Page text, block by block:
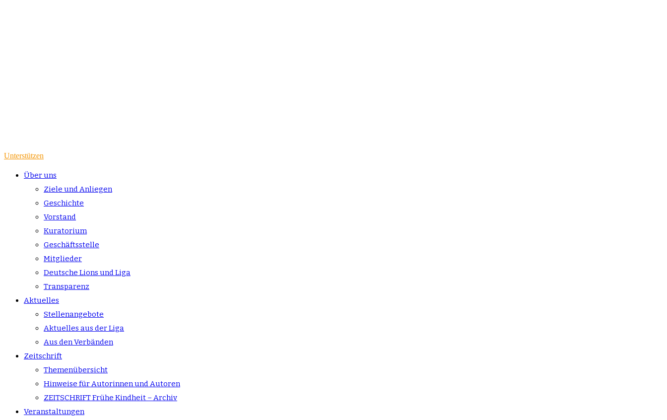
Unterstützen
Über uns
Ziele und Anliegen
Geschichte
Vorstand
Kuratorium
Geschäftsstelle
Mitglieder
Deutsche Lions und Liga
Transparenz
Aktuelles
Stellenangebote
Aktuelles aus der Liga
Aus den Verbänden
Zeitschrift
Themenübersicht
Hinweise für Autorinnen und Autoren
ZEITSCHRIFT Frühe Kindheit – Archiv
Veranstaltungen